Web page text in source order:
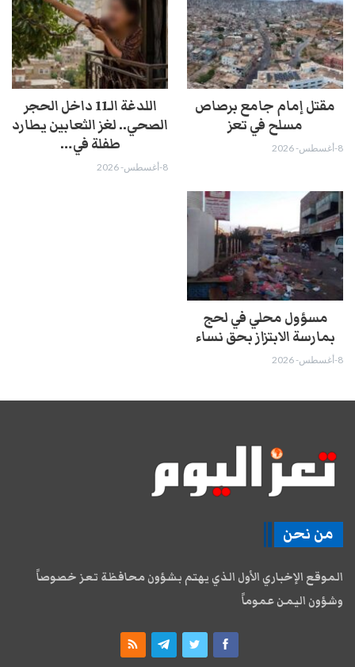
مقتل إمام جامع برصاص
مسلح في تعز
8-أغسطس- 2026
اللدغة الـ11 داخل الحجر
الصحي.. لغز الثعابين يطارد
طفلة في…
8-أغسطس- 2026
مسؤول محلي في لحج
بمارسة الابتزاز بحق نساء
8-أغسطس- 2026
من نحن
الموقع الإخباري الأول الذي يهتم بشؤون محافظة تعز خصوصاً
وشؤون اليمن عموماً